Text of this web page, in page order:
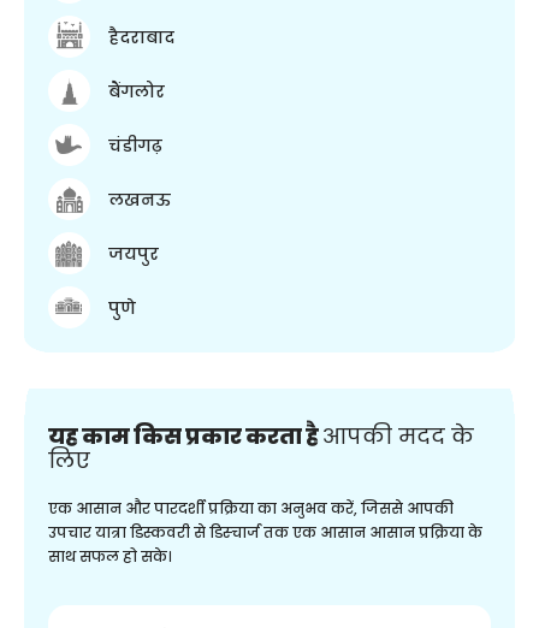
हैदराबाद
बैंगलोर
चंडीगढ़
लखनऊ
जयपुर
पुणे
यह काम किस प्रकार करता हैआपकी मदद के
लिए
एक आसान और पारदर्शी प्रक्रिया का अनुभव करें, जिससे आपकी
उपचार यात्रा डिस्कवरी से डिस्चार्ज तक एक आसान आसान प्रक्रिया के
साथ सफल हो सके।